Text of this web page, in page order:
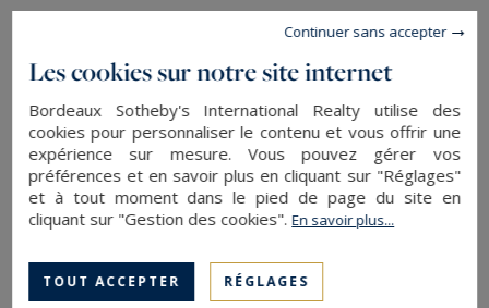
Après un portail en fer forgé maintenu par deux
poteaux en pierre de taille, vous trouverez une
large cour d'accueil surmontée d'une fontaine
autour de laquelle s'organisent plusieurs
bâtiments ainsi qu'un élégant château datant de
1860 qui se dresse au coeur d'un parc boisé
agrémenté d'un étang.
Le château d'une surface totale d'environ 570
Les cookies sur notre site internet
Bordeaux Sotheby's International Realty utilise des
cookies pour personnaliser le contenu et vous offrir une
expérience sur mesure. Vous pouvez gérer vos
préférences et en savoir plus en cliquant sur "Réglages"
et à tout moment dans le pied de page du site en
cliquant sur "Gestion des cookies".En savoir plus...
TOUT ACCEPTER RÉGLAGES
Continuer sans accepter